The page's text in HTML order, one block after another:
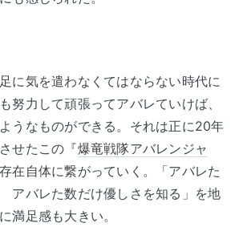
に気を遣わなくてはならない時代に
努力して頑張ってアバレていけば、
うなものができる。それは正に20年
せたこの『爆竜戦隊アバレンジャ
在自体に繋がっていく。「アバレた
アバレた数だけ優しさを知る」を地
満足感も大きい。